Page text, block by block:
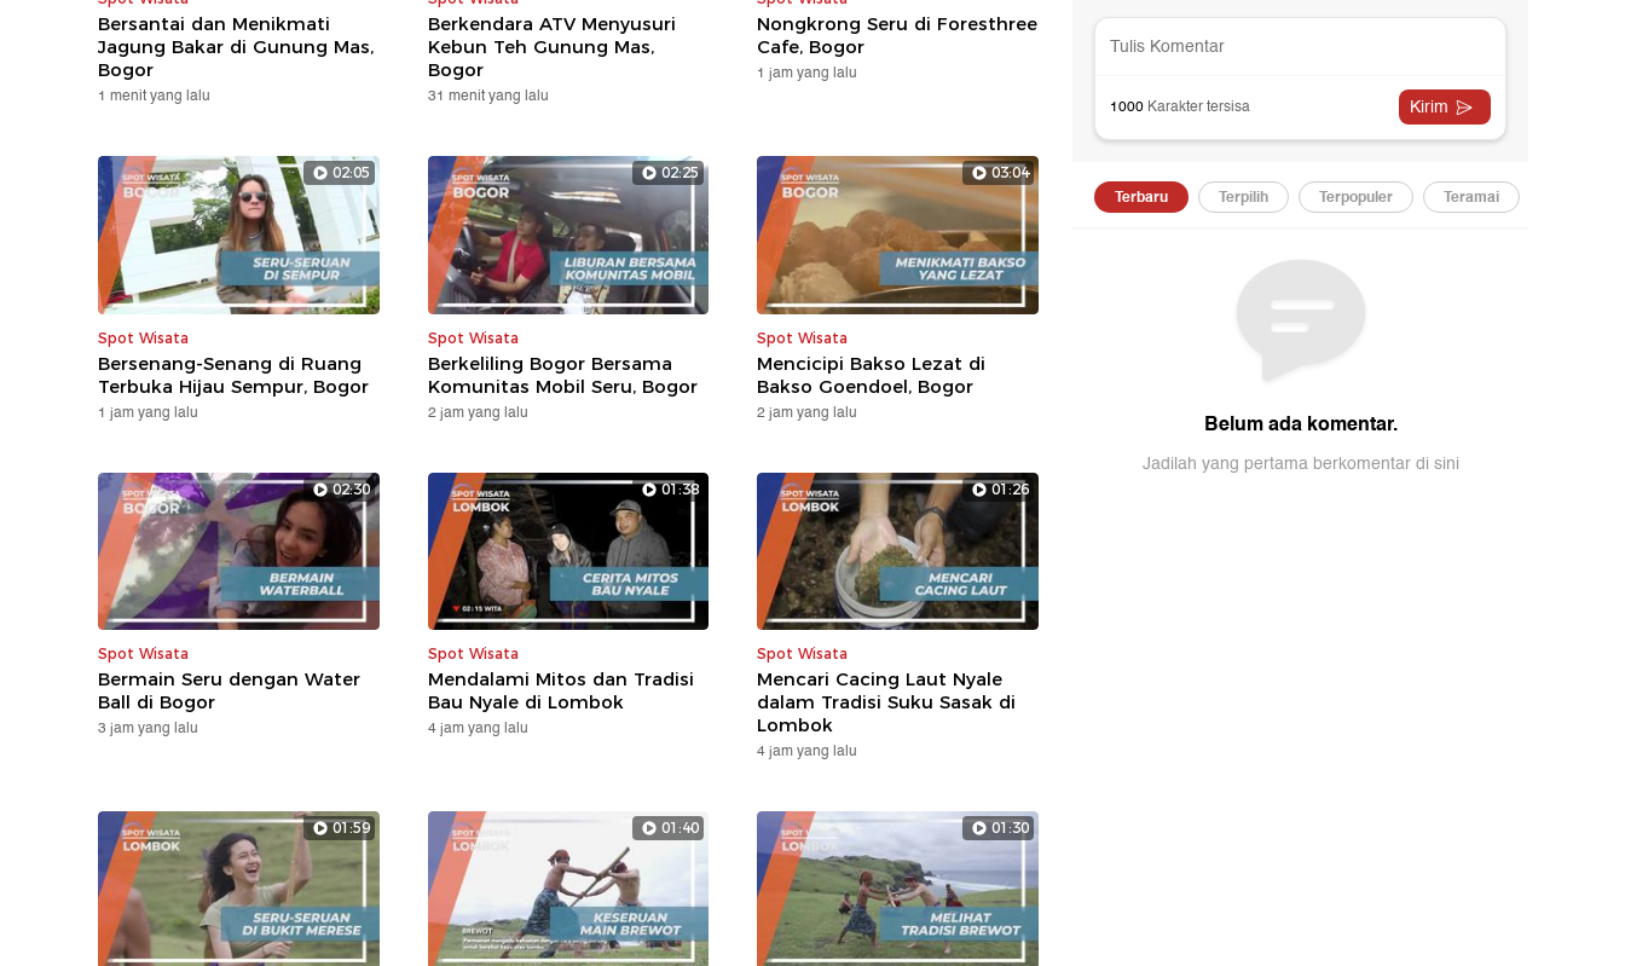
Bersantai dan Menikmati
Jagung Bakar di Gunung Mas,
Bogor
1 menit yang lalu
Berkendara ATV Menyusuri
Kebun Teh Gunung Mas,
Bogor
31 menit yang lalu
Nongkrong Seru di Foresthree
Cafe, Bogor
1 jam yang lalu
02:05
Spot Wisata
Bersenang-Senang di Ruang
Terbuka Hijau Sempur, Bogor
1 jam yang lalu
02:25
Spot Wisata
Berkeliling Bogor Bersama
Komunitas Mobil Seru, Bogor
2 jam yang lalu
03:04
Spot Wisata
Mencicipi Bakso Lezat di
Bakso Goendoel, Bogor
2 jam yang lalu
02:30
Spot Wisata
Bermain Seru dengan Water
Ball di Bogor
3 jam yang lalu
01:38
Spot Wisata
Mendalami Mitos dan Tradisi
Bau Nyale di Lombok
4 jam yang lalu
01:26
Spot Wisata
Mencari Cacing Laut Nyale
dalam Tradisi Suku Sasak di
Lombok
4 jam yang lalu
01:59 01:40 01:30